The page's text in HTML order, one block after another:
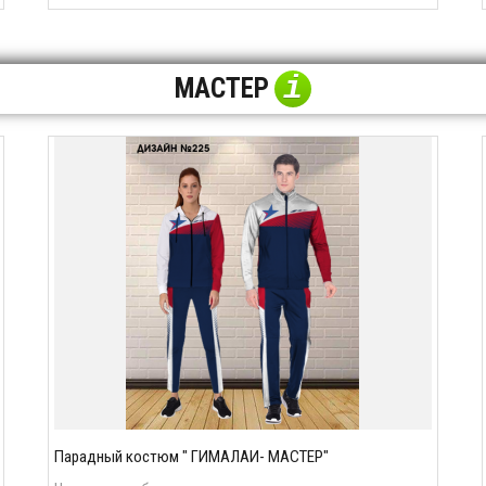
МАСТЕР i
Парадный костюм " ГИМАЛАИ- МАСТЕР"